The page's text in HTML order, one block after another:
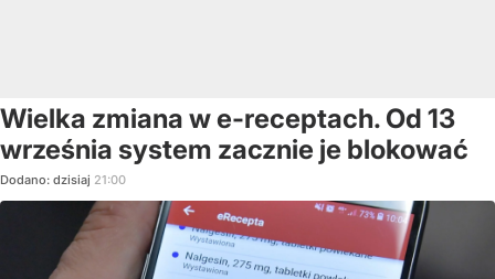
Wielka zmiana w e-receptach. Od 13
września system zacznie je blokować
Dodano: dzisiaj 21:00